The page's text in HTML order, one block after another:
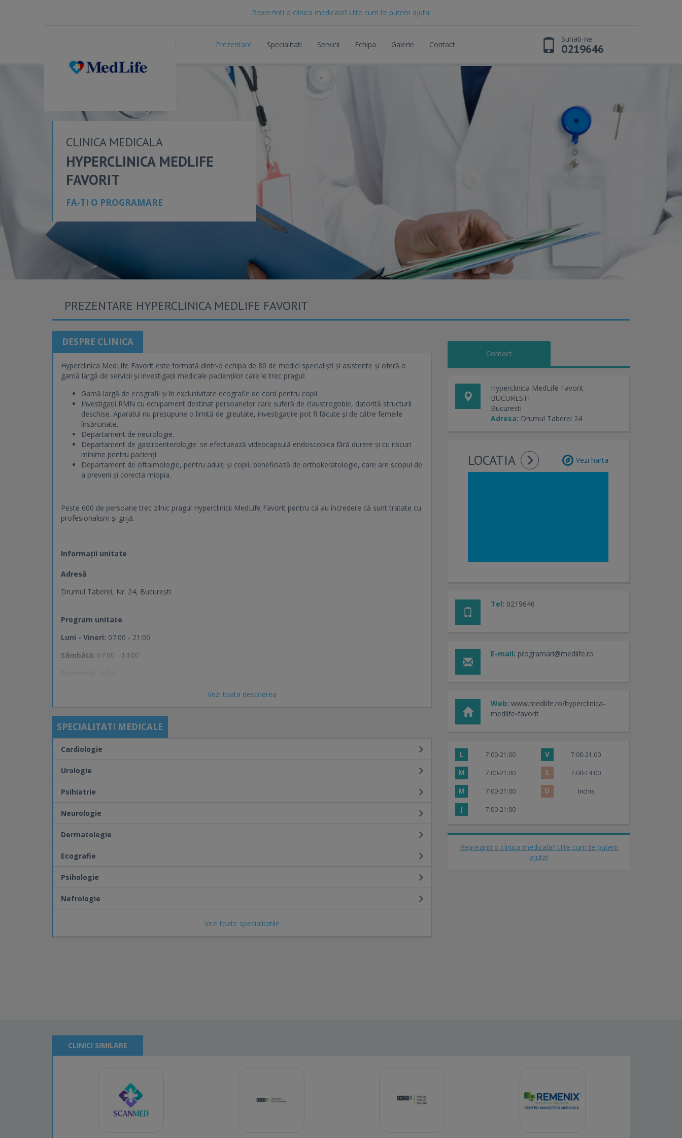
Reprezinti o clinica medicala? Uite cum te putem ajuta!
Prezentare Specialitati Servicii Echipa Galerie Contact
Sunati-ne
0219646
CLINICA MEDICALA
HYPERCLINICA MEDLIFE
FAVORIT
FA-TI O PROGRAMARE
PREZENTARE HYPERCLINICA MEDLIFE FAVORIT
DESPRE CLINICA
Vezi toata descrierea
Hyperclinica MedLife Favorit este formată dintr-o echipa de 80 de medici specialiști și asistente și oferă o
gamă largă de servicii și investigații medicale pacienților care le trec pragul:
Gamă largă de ecografii și în exclusivitate ecografie de cord pentru copii.
Investigații RMN cu echipament destinat persoanelor care suferă de claustrogobie, datorită structurii
deschise. Aparatul nu presupune o limită de greutate, investigațiile pot fi făcute și de către femeile
însărcinate.
Departament de neurologie.
Departament de gastroenterologie: se efectuează videocapsulă endoscopica fără durere și cu riscuri
minime pentru pacienți.
Departament de oftalmologie, pentru adulți și copii, beneficiază de orthokeratologie, care are scopul de
a preveni și corecta miopia.
Peste 600 de persoane trec zilnic pragul Hyperclinicii MedLife Favorit pentru că au încredere că sunt tratate cu
profesionalism și grijă.
Informații unitate
Adresă
Drumul Taberei, Nr. 24, București
Program unitate
Luni - Vineri: 07:00 - 21:00
Sâmbătă: 07:00 - 14:00
SPECIALITATI MEDICALE
Vezi toate specialitatile
Cardiologie
Urologie
Psihiatrie
Neurologie
Dermatologie
Ecografie
Psihologie
Nefrologie
Contact
Hyperclinica MedLife Favorit
BUCURESTI
Bucuresti
Adresa: Drumul Taberei 24
LOCATIA Vezi harta
Tel: 0219646
E-mail: programari@medlife.ro
Web: www.medlife.ro/hyperclinica-
medlife-favorit
L 7:00-21:00 V 7:00-21:00
M 7:00-21:00 S 7:00-14:00
M 7:00-21:00 D Inchis
J 7:00-21:00
Reprezinti o clinica medicala? Uite cum te putem
ajuta!
CLINICI SIMILARE